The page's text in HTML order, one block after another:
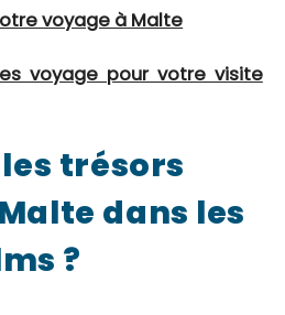
voyage à Malte
voyage pour votre visite
trésors
dans les
?